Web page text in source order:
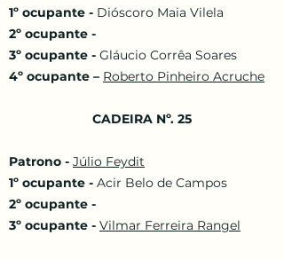
1º ocupante - Dióscoro Maia Vilela
2º ocupante -
3º ocupante - Gláucio Corrêa Soares
4º ocupante – Roberto Pinheiro Acruche
CADEIRA Nº. 25
Patrono - Júlio Feydit
1º ocupante - Acir Belo de Campos
2º ocupante -
3º ocupante - Vilmar Ferreira Rangel